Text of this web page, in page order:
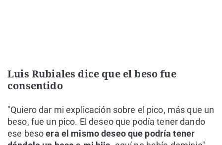
Luis Rubiales dice que el beso fue
consentido
"Quiero dar mi explicación sobre el pico, más que un
beso, fue un pico. El deseo que podía tener dando
ese besoera el mismo deseo que podría tener